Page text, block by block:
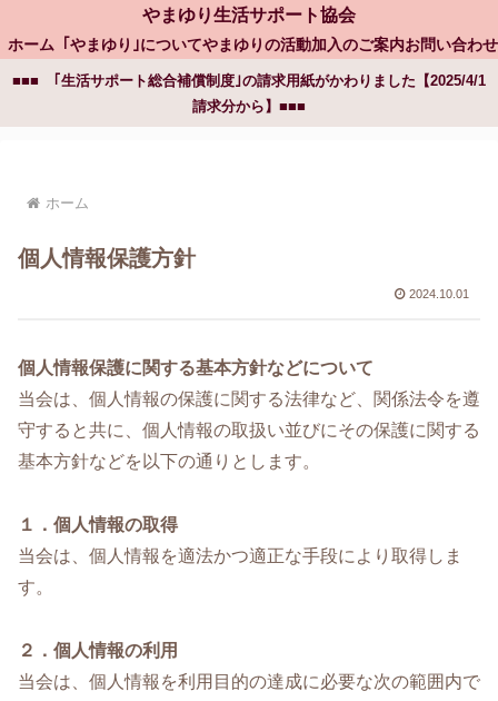
やまゆり生活サポート協会
ホーム ｢やまゆり｣についてやまゆりの活動加入のご案内お問い合わせ
■■■ ｢生活サポート総合補償制度｣の請求用紙がかわりました【2025/4/1
請求分から】■■■
ホーム
個人情報保護方針
2024.10.01
個人情報保護に関する基本方針などについて
当会は、個人情報の保護に関する法律など、関係法令を遵
守すると共に、個人情報の取扱い並びにその保護に関する
基本方針などを以下の通りとします。
１．個人情報の取得
当会は、個人情報を適法かつ適正な手段により取得しま
す。
２．個人情報の利用
当会は、個人情報を利用目的の達成に必要な次の範囲内で